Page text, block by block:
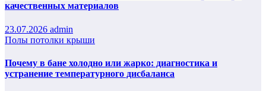
качественных материалов
23.07.2026 admin
Полы потолки крыши
Почему в бане холодно или жарко: диагностика и
устранение температурного дисбаланса